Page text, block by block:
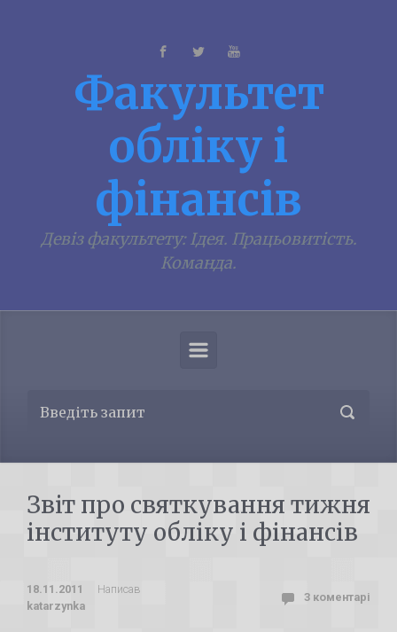
Факультет
обліку і
фінансів
Девiз факультету: Iдея. Працьовитiсть.
Команда.
Звіт про святкування тижня
інституту обліку і фінансів
18.11.2011
Написав
katarzynka
3 коментарі